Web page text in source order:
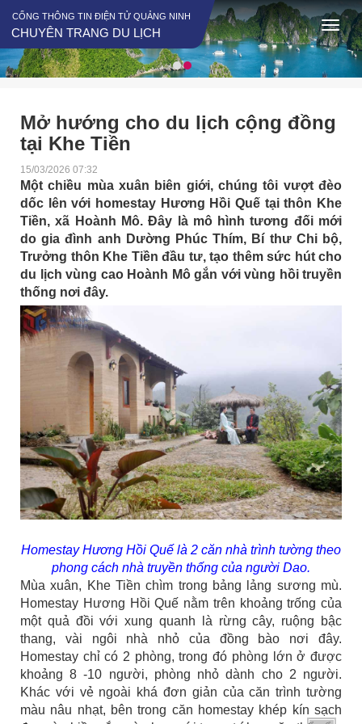
CỔNG THÔNG TIN ĐIỆN TỬ QUẢNG NINH
CHUYÊN TRANG DU LỊCH
Mở hướng cho du lịch cộng đồng
tại Khe Tiền
15/03/2026 07:32
Một chiều mùa xuân biên giới, chúng tôi vượt đèo
dốc lên với homestay Hương Hồi Quế tại thôn Khe
Tiền, xã Hoành Mô. Đây là mô hình tương đối mới
do gia đình anh Dường Phúc Thím, Bí thư Chi bộ,
Trưởng thôn Khe Tiền đầu tư, tạo thêm sức hút cho
du lịch vùng cao Hoành Mô gắn với vùng hồi truyền
thống nơi đây.
Homestay Hương Hồi Quế là 2 căn nhà trình tường theo
phong cách nhà truyền thống của người Dao.
Mùa xuân, Khe Tiền chìm trong bảng lảng sương mù.
Homestay Hương Hồi Quế nằm trên khoảng trống của
một quả đồi với xung quanh là rừng cây, ruộng bậc
thang, vài ngôi nhà nhỏ của đồng bào nơi đây.
Homestay chỉ có 2 phòng, trong đó phòng lớn ở được
khoảng 8 -10 người, phòng nhỏ dành cho 2 người.
Khác với vẻ ngoài khá đơn giản của căn trình tường
màu nâu nhạt, bên trong căn homestay khép kín sạch